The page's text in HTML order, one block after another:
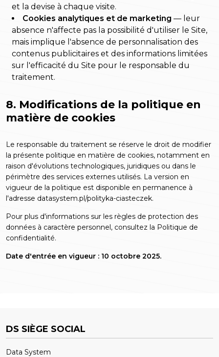
et la devise à chaque visite.
Cookies analytiques et de marketing — leur
absence n'affecte pas la possibilité d'utiliser le Site,
mais implique l'absence de personnalisation des
contenus publicitaires et des informations limitées
sur l'efficacité du Site pour le responsable du
traitement.
8. Modifications de la politique en
matière de cookies
Le responsable du traitement se réserve le droit de modifier
la présente politique en matière de cookies, notamment en
raison d'évolutions technologiques, juridiques ou dans le
périmètre des services externes utilisés. La version en
vigueur de la politique est disponible en permanence à
l'adresse datasystem.pl/polityka-ciasteczek.
Pour plus d'informations sur les règles de protection des
données à caractère personnel, consultez la Politique de
confidentialité.
Date d'entrée en vigueur : 10 octobre 2025.
DS SIÈGE SOCIAL
Data System